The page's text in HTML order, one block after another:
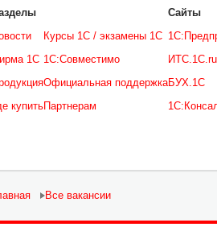
1С
купить
Курсы 1С / экзамены 1С
1С:Совместимо
Официальная поддержка
Партнерам
Cайты
ИТС.1C.ru
БУХ.1С
Все вакансии